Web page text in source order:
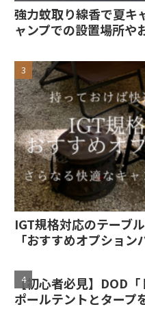
強力蚊取り線香で夏キ
ャンプでの設置場所や
IGT規格対応のテーブ
「おすすめオプショ
【初心者必見】DOD
ポールテントとタープ